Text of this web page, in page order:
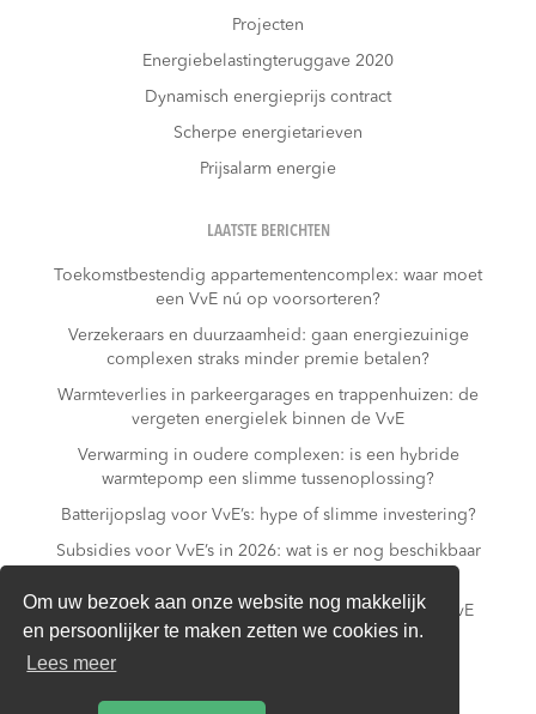
Om uw bezoek aan onze website nog makkelijk
en persoonlijker te maken zetten we cookies in.
Lees meer
Projecten
Energiebelastingteruggave 2020
Dynamisch energieprijs contract
Scherpe energietarieven
Prijsalarm energie
LAATSTE BERICHTEN
Toekomstbestendig appartementencomplex: waar moet
een VvE nú op voorsorteren?
Verzekeraars en duurzaamheid: gaan energiezuinige
complexen straks minder premie betalen?
Warmteverlies in parkeergarages en trappenhuizen: de
vergeten energielek binnen de VvE
Verwarming in oudere complexen: is een hybride
warmtepomp een slimme tussenoplossing?
Batterijopslag voor VvE’s: hype of slimme investering?
Subsidies voor VvE’s in 2026: wat is er nog beschikbaar
Slim laden in parkeergarages: hoe voorkomt een VvE
overbelasting van de installatie?
Van gas naar all-electric: is dat realistisch voor een